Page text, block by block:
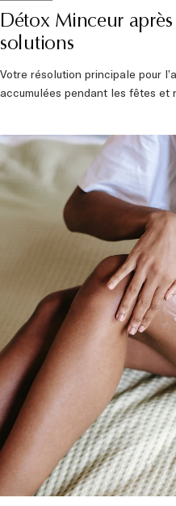
Détox Minceur
solutions
Votre résolution principale pour
accumulées pendant les fêtes et